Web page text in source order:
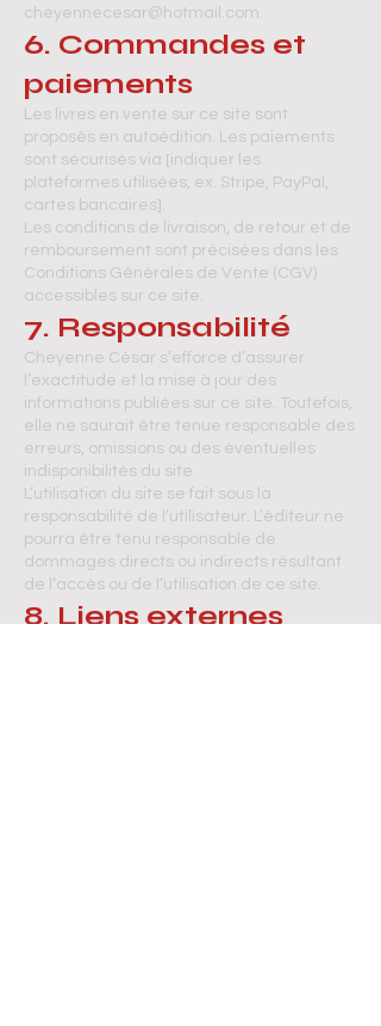
cheyennecesar@hotmail.com.
6. Commandes et
paiements
Les livres en vente sur ce site sont
proposés en autoédition. Les paiements
sont sécurisés via [indiquer les
plateformes utilisées, ex. Stripe, PayPal,
cartes bancaires].
Les conditions de livraison, de retour et de
remboursement sont précisées dans les
Conditions Générales de Vente (CGV)
accessibles sur ce site.
7. Responsabilité
Cheyenne César s’efforce d’assurer
l’exactitude et la mise à jour des
informations publiées sur ce site. Toutefois,
elle ne saurait être tenue responsable des
erreurs, omissions ou des éventuelles
indisponibilités du site.
L’utilisation du site se fait sous la
responsabilité de l’utilisateur. L’éditeur ne
pourra être tenu responsable de
dommages directs ou indirects résultant
de l’accès ou de l’utilisation de ce site.
8. Liens externes